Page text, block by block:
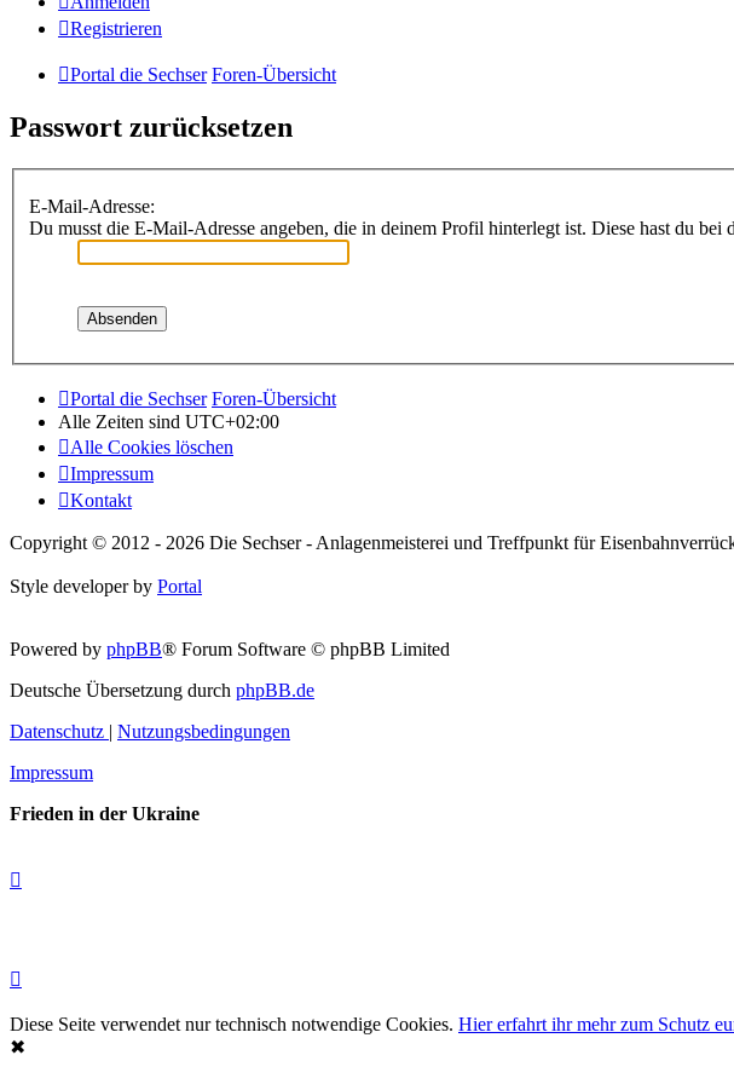
Registrieren
Portal die Sechser Foren-Übersicht
Passwort zurücksetzen
E-Mail-Adresse:
Du musst die E-Mail-Adresse angeben, die in deinem Profil hinterlegt ist. Diese hast du
Portal die Sechser Foren-Übersicht
Alle Zeiten sind UTC+02:00
Alle Cookies löschen
Impressum
Kontakt
Copyright © 2012 - 2026 Die Sechser - Anlagenmeisterei und Treffpunkt für
Style developer by Portal
Powered by phpBB® Forum Software © phpBB Limited
Deutsche Übersetzung durch phpBB.de
Datenschutz | Nutzungsbedingungen
Impressum
Frieden in der Ukraine
Diese Seite verwendet nur technisch notwendige Cookies. Hier erfahrt ihr mehr zum Schutz
✖